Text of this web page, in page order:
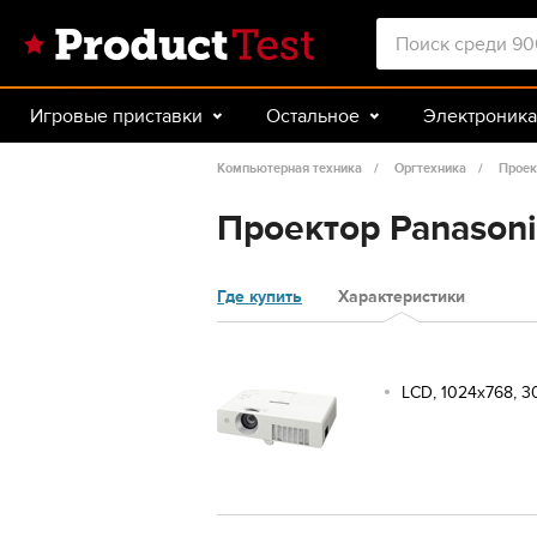
Игровые приставки Остальное Электроника
Авто Спорт и туризм
Компьютерная техника Оргтехника
Проектор
Где купить Характеристики
LCD, 1024x768,